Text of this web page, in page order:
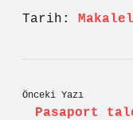
Tarih:
Önceki Yazı
Pasaport